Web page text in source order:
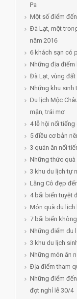
Pa
Một số điểm
Đà Lạt, một
năm 2016
6 khách sạn có
Những địa điểm
Đà Lạt, vùng
Những khu sinh
Du lịch Mộc
mận, trái mơ
4 lễ hội nổi
5 điều cơ bản
3 quán ăn nổi
Những thức quà
3 khu du lịch tự
Lăng Cô đẹp
4 bãi biển tuyệt
Món quà du lịch
7 bãi biển
Những điểm du
3 khu du lịch
Những món ăn
Địa điểm tham
Những điểm
đợt nghỉ lễ 30/4